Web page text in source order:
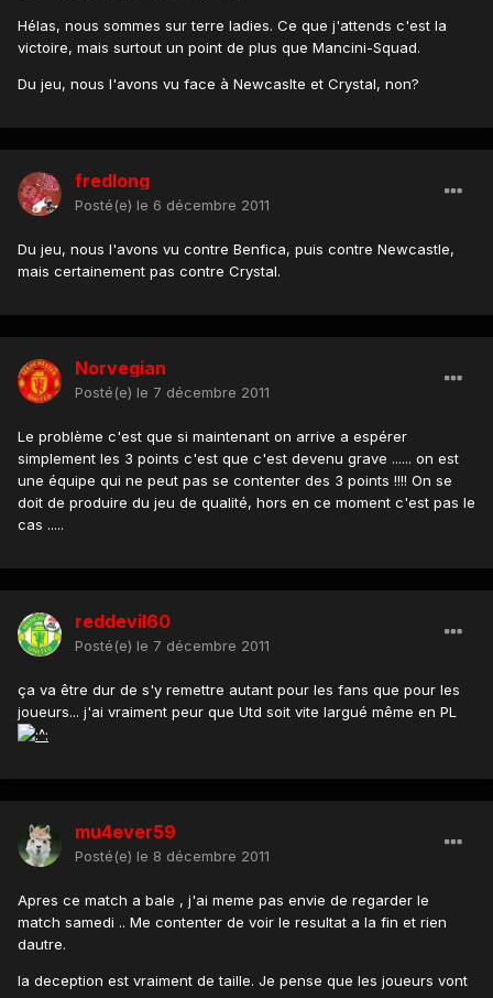
Hélas, nous sommes sur terre ladies. Ce que j'attends c'est la
victoire, mais surtout un point de plus que Mancini-Squad.
Du jeu, nous l'avons vu face à Newcaslte et Crystal, non?
fredlong
Posté(e) le 6 décembre 2011
Du jeu, nous l'avons vu contre Benfica, puis contre Newcastle,
mais certainement pas contre Crystal.
Norvegian
Posté(e) le 7 décembre 2011
Le problème c'est que si maintenant on arrive a espérer
simplement les 3 points c'est que c'est devenu grave ...... on est
une équipe qui ne peut pas se contenter des 3 points !!!! On se
doit de produire du jeu de qualité, hors en ce moment c'est pas le
cas .....
reddevil60
Posté(e) le 7 décembre 2011
ça va être dur de s'y remettre autant pour les fans que pour les
joueurs... j'ai vraiment peur que Utd soit vite largué même en PL
mu4ever59
Posté(e) le 8 décembre 2011
Apres ce match a bale , j'ai meme pas envie de regarder le
match samedi .. Me contenter de voir le resultat a la fin et rien
dautre.
la deception est vraiment de taille. Je pense que les joueurs vont